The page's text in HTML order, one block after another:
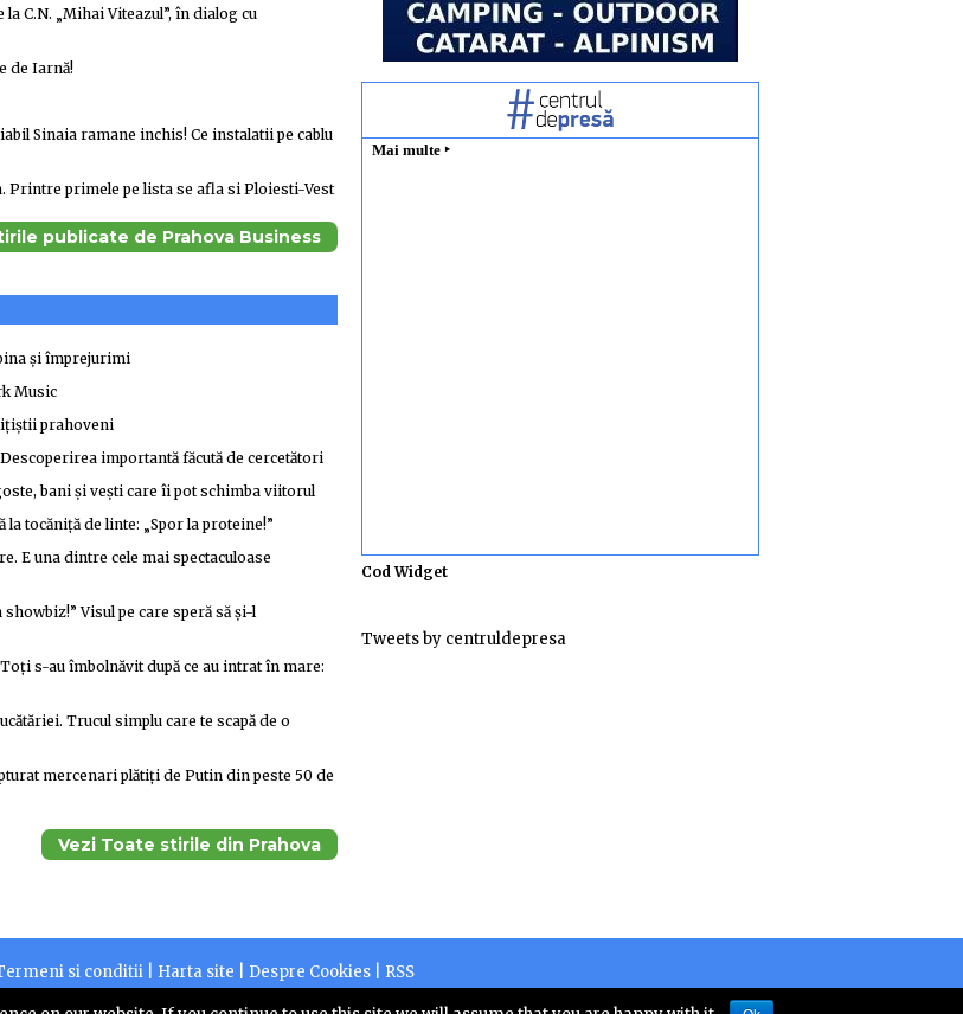
C.N. „Mihai Viteazul”, în dialog cu
de Iarnă!
Sinaia ramane inchis! Ce instalatii pe cablu
Printre primele pe lista se afla si Ploiesti-Vest
publicate de Prahova Business
și împrejurimi
Music
prahoveni
importantă făcută de cercetători
bani și vești care îi pot schimba viitorul
la tocăniță de linte: „Spor la proteine!”
E una dintre cele mai spectaculoase
Visul pe care speră să și-l
s-au îmbolnăvit după ce au intrat în mare:
Trucul simplu care te scapă de o
mercenari plătiți de Putin din peste 50 de
Vezi Toate stirile din Prahova
Cod Widget
Tweets by centruldepresa
si conditii Harta site Despre Cookies
RSS
este operator de date cu caracter personal numarul 10828